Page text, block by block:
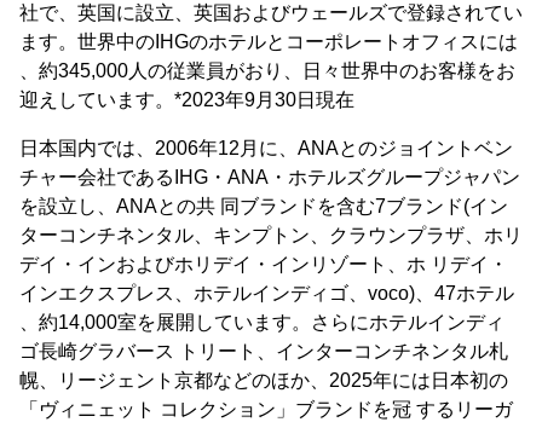
社で、英国に設立、英国およびウェールズで登録されてい
ます。世界中のIHGのホテルとコーポレートオフィスには
、約345,000人の従業員がおり、日々世界中のお客様をお
迎えしています。*2023年9月30日現在
日本国内では、2006年12月に、ANAとのジョイントベン
チャー会社であるIHG・ANA・ホテルズグループジャパン
を設立し、ANAとの共 同ブランドを含む7ブランド(イン
ターコンチネンタル、キンプトン、クラウンプラザ、ホリ
デイ・インおよびホリデイ・インリゾート、ホ リデイ・
インエクスプレス、ホテルインディゴ、voco)、47ホテル
、約14,000室を展開しています。さらにホテルインディ
ゴ⻑崎グラバース トリート、インターコンチネンタル札
幌、リージェント京都などのほか、2025年には日本初の
「ヴィニェット コレクション」ブランドを冠 するリーガ